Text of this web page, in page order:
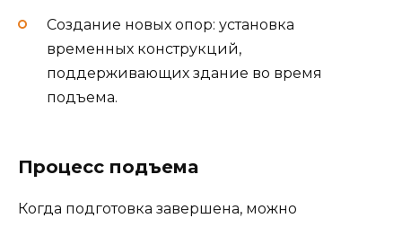
Создание новых опор: установка
временных конструкций,
поддерживающих здание во время
подъема.
Процесс подъема
Когда подготовка завершена, можно